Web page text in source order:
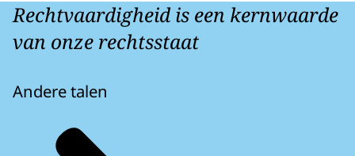
Rechtvaardigheid is een kernwaarde
van onze rechtsstaat
Andere talen